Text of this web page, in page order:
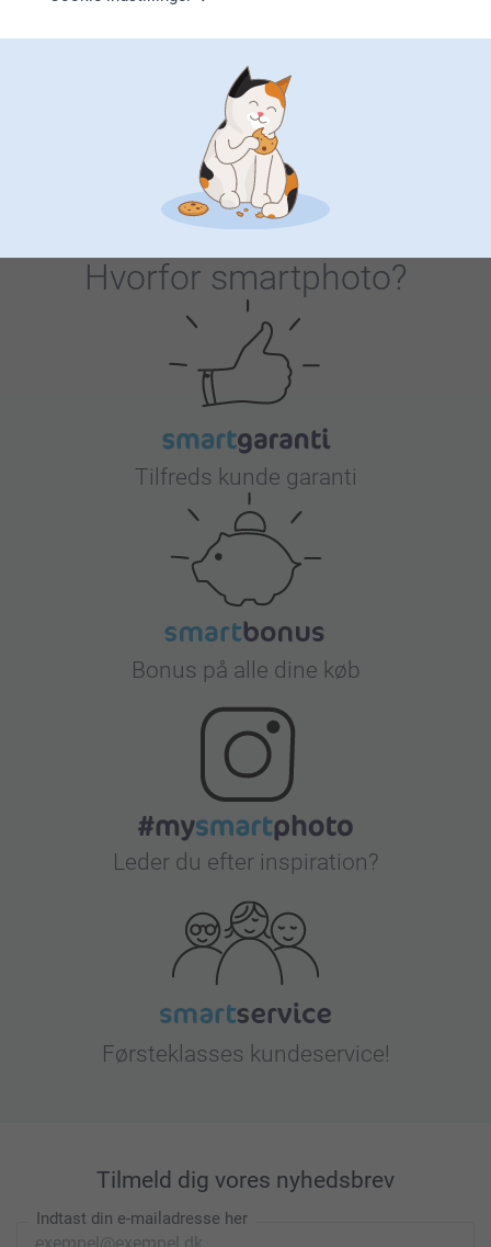
endelig til os via
straks på det og finder en løsning.
Zeinab @smartphoto
Fotokort 10 sider Bordkort med billede
Fra 107,00
(7 anmeldelser)
Hvorfor smartphoto?
Tilfreds kunde garanti
Bonus på alle dine køb
Leder du efter inspiration?
Førsteklasses kundeservice!
Tilmeld dig vores nyhedsbrev
Indtast din e-mailadresse her